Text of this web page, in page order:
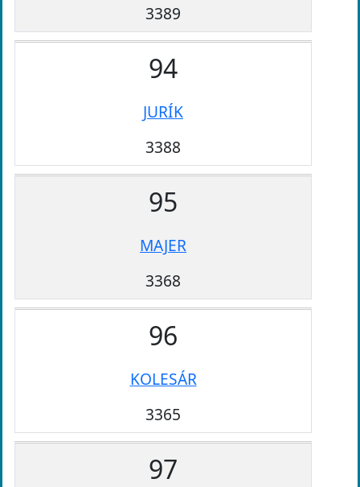
3389
94
JURÍK
3388
95
MAJER
3368
96
KOLESÁR
3365
97